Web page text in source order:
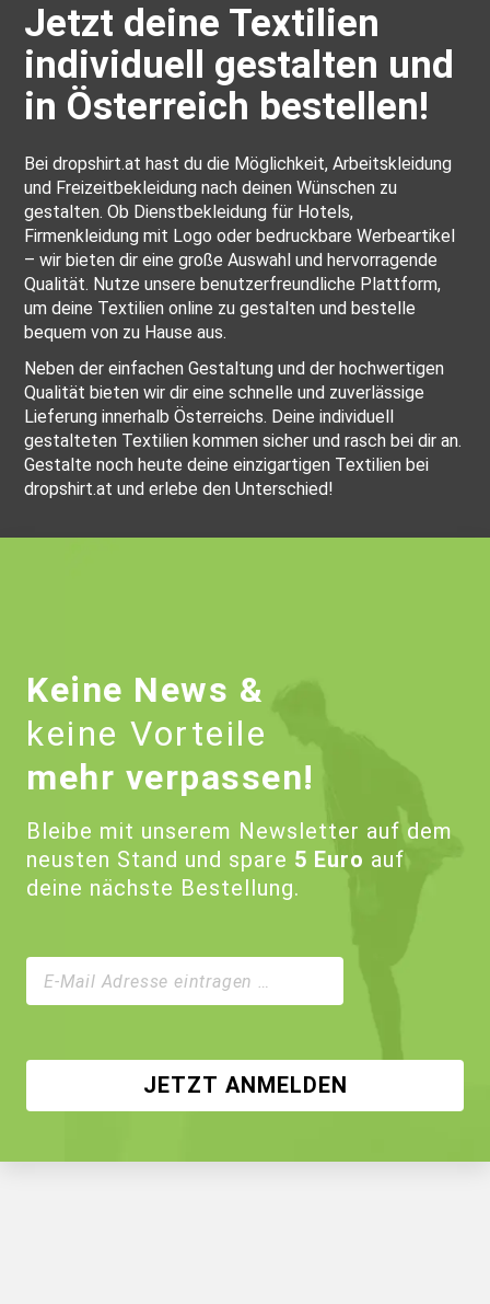
Jetzt deine Textilien
individuell gestalten und
in Österreich bestellen!
Bei dropshirt.at hast du die Möglichkeit, Arbeitskleidung
und Freizeitbekleidung nach deinen Wünschen zu
gestalten. Ob Dienstbekleidung für Hotels,
Firmenkleidung mit Logo oder bedruckbare Werbeartikel
– wir bieten dir eine große Auswahl und hervorragende
Qualität. Nutze unsere benutzerfreundliche Plattform,
um deine Textilien online zu gestalten und bestelle
bequem von zu Hause aus.
Neben der einfachen Gestaltung und der hochwertigen
Qualität bieten wir dir eine schnelle und zuverlässige
Lieferung innerhalb Österreichs. Deine individuell
gestalteten Textilien kommen sicher und rasch bei dir an.
Gestalte noch heute deine einzigartigen Textilien bei
dropshirt.at und erlebe den Unterschied!
Keine News &
keine Vorteile
mehr verpassen!
Bleibe mit unserem Newsletter auf dem
neusten Stand und spare 5 Euro auf
deine nächste Bestellung.
JETZT ANMELDEN